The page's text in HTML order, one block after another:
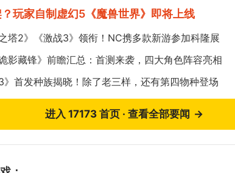
玩家自制虚幻5《魔兽世界》即将上线
之塔2》《激战3》领衔！NC携多款新游参加科隆展
影藏锋》前瞻汇总：首测来袭，四大角色阵容亮相
3》首发种族揭晓！除了老三样，还有第四物种登场
进入 17173 首页 · 查看全部要闻 →